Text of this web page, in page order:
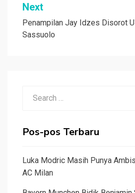
Next
Penampilan Jay Idzes Disorot
Sassuolo
Pos-pos Terbaru
Luka Modric Masih Punya
AC Milan